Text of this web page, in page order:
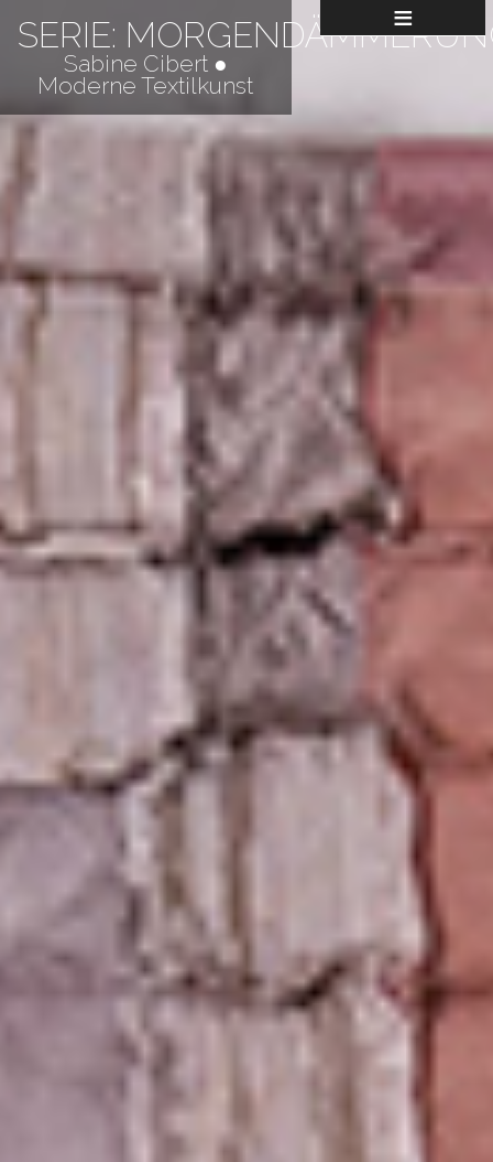
≡
SERIE:
Sabine Cibert ●
Moderne Textilkunst